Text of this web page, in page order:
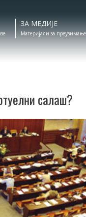
ЗА МЕДИЈЕ
Материјали за преузимање
салаш?